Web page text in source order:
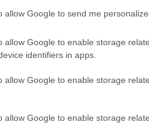
allow Google to send me
allow Google to enable storage
identifiers in apps.
allow Google to enable storage
allow Google to enable storage
András Péter karantén